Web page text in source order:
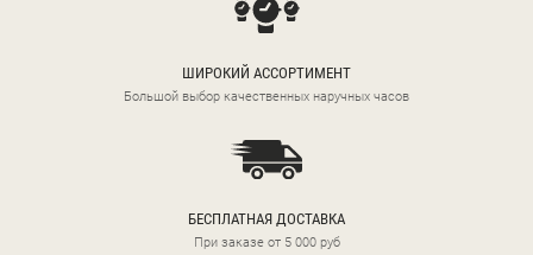
ШИРОКИЙ АССОРТИМЕНТ
Большой выбор качественных наручных часов
БЕСПЛАТНАЯ ДОСТАВКА
При заказе от 5 000 руб